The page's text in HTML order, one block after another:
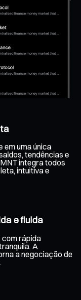
em uma única
tendências e
integra todos
intuitiva e
e fluida
com rápida
A
a negociação de